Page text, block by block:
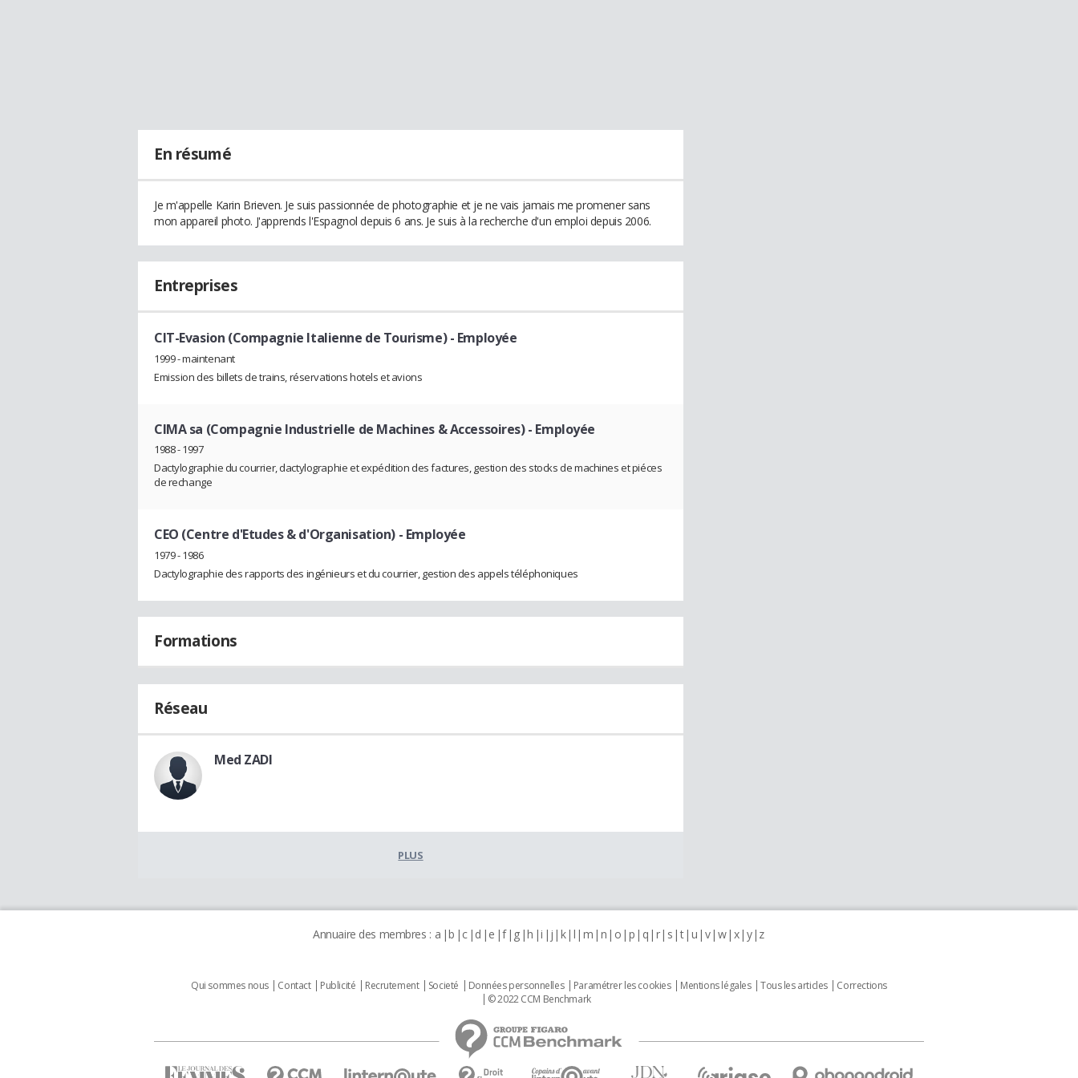
En résumé
Je m'appelle Karin Brieven. Je suis passionnée de photographie et je ne vais jamais me promener sans
mon appareil photo. J'apprends l'Espagnol depuis 6 ans. Je suis à la recherche d'un emploi depuis 2006.
Entreprises
CIT-Evasion (Compagnie Italienne de Tourisme)- Employée
1999 - maintenant
Emission des billets de trains, réservations hotels et avions
CIMA sa (Compagnie Industrielle de Machines & Accessoires)- Employée
1988 - 1997
Dactylographie du courrier, dactylographie et expédition des factures, gestion des stocks de machines et piéces
de rechange
CEO (Centre d'Etudes & d'Organisation) - Employée
1979 - 1986
Dactylographie des rapports des ingénieurs et du courrier, gestion des appels téléphoniques
Formations
Réseau
Med ZADI
PLUS
Annuaire des membres : a b c d e f g h i j k l m n o p q r s t u v w x y z
Qui sommes nous Contact Publicité Recrutement Societé Données personnelles Paramétrer les cookies Mentions légales Tous les articles
Corrections
© 2022 CCM Benchmark